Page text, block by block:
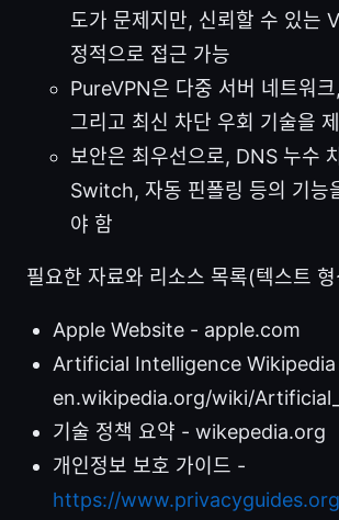
도가 문제지만, 신뢰할 수 있는
정적으로 접근 가능
PureVPN은 다중 서버 네트워
그리고 최신 차단 우회 기술을
보안은 최우선으로, DNS 누수
Switch, 자동 핀폴링 등의 기능
야 함
필요한 자료와 리소스 목록(텍스트
Apple Website - apple.com
Artificial Intelligence
en.wikipedia.org/wiki/
기술 정책 요약 - wikepedia.org
개인정보 보호 가이드 -
https://www.privacyguides.org